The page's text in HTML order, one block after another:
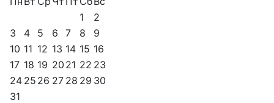
1
2
3
4 5 6 7 8
9
10 11 12 13 14 15 16
17 18 19 20 21 22 23
24 25 26 27 28 29 30
31